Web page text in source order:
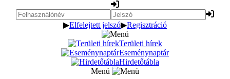
▶Elfelejtett jelszó▶Regisztráció
Területi hírek
Eseménynaptár
Hirdetőtábla
Menü